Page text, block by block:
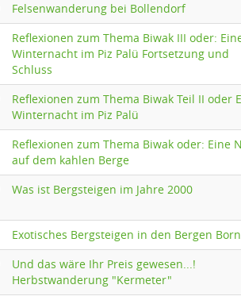
Felsenwanderung bei Bollendorf
Reflexionen zum Thema Biwak III oder:
Winternacht im Piz Palü Fortsetzung und
Schluss
Reflexionen zum Thema Biwak Teil II oder
Winternacht im Piz Palü
Reflexionen zum Thema Biwak oder: Eine
auf dem kahlen Berge
Was ist Bergsteigen im Jahre 2000
Exotisches Bergsteigen in den Bergen
Und das wäre Ihr Preis gewesen...!
Herbstwanderung "Kermeter"